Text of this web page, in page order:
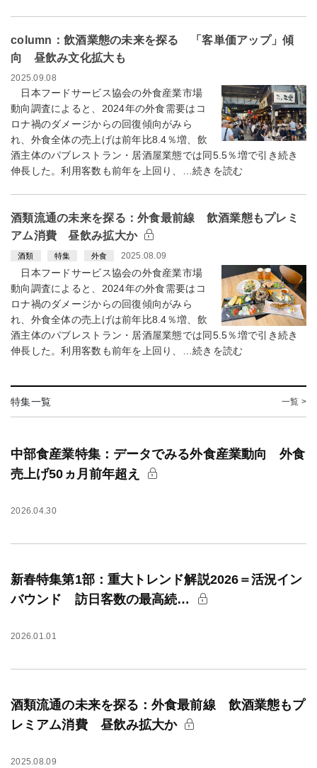
column：飲酒業態の未来を探る 「客単価アップ」傾
向 昼飲み文化拡大も
2025.09.08
日本フードサービス協会の外食産業市場
動向調査によると、2024年の外食需要はコ
ロナ禍のダメージからの回復傾向がみら
れ、外食全体の売上げは前年比8.4％増、飲
酒主体のパブレストラン・居酒屋業態では同5.5％増で引き続き
伸長した。利用客数も前年を上回り、…続きを読む
酒類流通の未来を探る：外食最前線 飲酒業態もプレミ
アム消費 昼飲み拡大か
酒類 特集 外食 2025.08.09
日本フードサービス協会の外食産業市場
動向調査によると、2024年の外食需要はコ
ロナ禍のダメージからの回復傾向がみら
れ、外食全体の売上げは前年比8.4％増、飲
酒主体のパブレストラン・居酒屋業態では同5.5％増で引き続き
伸長した。利用客数も前年を上回り、…続きを読む
特集一覧 一覧 >
中部食産業特集：データでみる外食産業動向 外食
売上げ50ヵ月前年超え
2026.04.30
新春特集第1部：重大トレンド解説2026＝活況イン
バウンド 訪日客数の最高続…
2026.01.01
酒類流通の未来を探る：外食最前線 飲酒業態もプ
レミアム消費 昼飲み拡大か
2025.08.09